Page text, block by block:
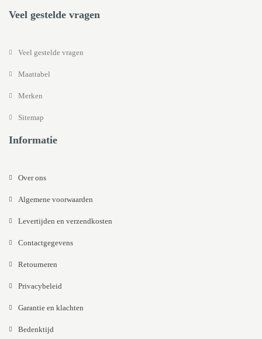
Veel gestelde vragen
Veel gestelde vragen
Maattabel
Merken
Sitemap
Informatie
Over ons
Algemene voorwaarden
Levertijden en verzendkosten
Contactgegevens
Retourneren
Privacybeleid
Garantie en klachten
Bedenktijd